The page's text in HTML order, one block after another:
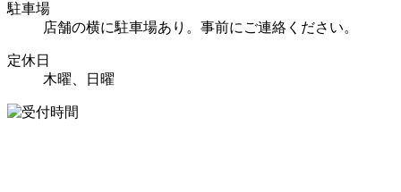
駐車場
店舗の横に駐車場あり。事前にご連絡ください。
定休日
木曜、日曜